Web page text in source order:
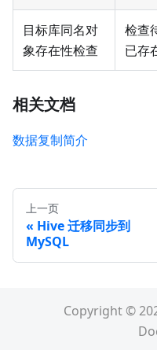
目标库同名对
象存在性检查
检查
已存
相关文档
数据复制简介
上一页
Hive 迁移同步到
MySQL
Copyright ©